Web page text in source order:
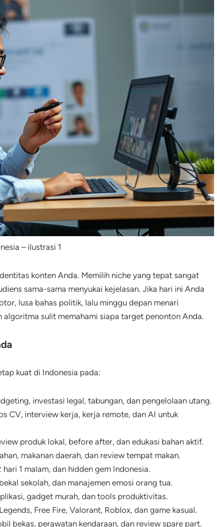
– ilustrasi 1
konten Anda. Memilih niche yang tepat sangat
sama-sama menyukai kejelasan. Jika hari ini Anda
lusa bahas politik, lalu minggu depan menari
algoritma sulit memahami siapa target penonton Anda.
kuat di Indonesia pada:
investasi legal, tabungan, dan pengelolaan utang.
CV, interview kerja, kerja remote, dan AI untuk
produk lokal, before after, dan edukasi bahan aktif.
makanan daerah, dan review tempat makan.
1 malam, dan hidden gem Indonesia.
sekolah, dan manajemen emosi orang tua.
gadget murah, dan tools produktivitas.
Free Fire, Valorant, Roblox, dan game kasual.
bekas, perawatan kendaraan, dan review spare part.